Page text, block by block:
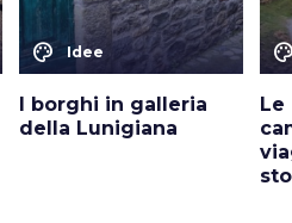
color_lens Idee
I borghi in galleria
della Lunigiana